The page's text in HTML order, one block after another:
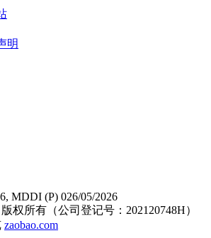
明
MDDI (P) 026/05/2026
权所有（公司登记号：202120748H）
zaobao.com